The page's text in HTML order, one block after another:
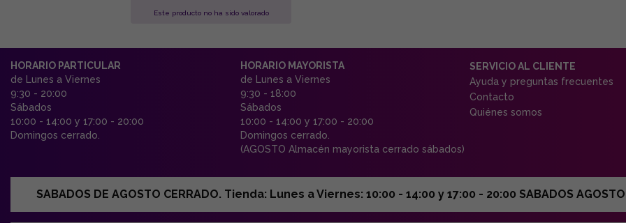
Este producto no ha sido valorado
HORARIO PARTICULAR
de Lunes a Viernes
9:30 - 20:00
Sábados
10:00 - 14:00 y 17:00 - 20:00
Domingos cerrado.
HORARIO MAYORISTA
de Lunes a Viernes
9:30 - 18:00
Sábados
10:00 - 14:00 y 17:00 - 20:00
Domingos cerrado.
(AGOSTO Almacén mayorista cerrado sábados)
SERVICIO AL CLIENTE
Ayuda y preguntas frecuentes
Contacto
Quiénes somos
SABADOS DE AGOSTO CERRADO. Tienda: Lunes a Viernes: 10:00 - 14:00 y 17:00 - 20:00 SABADOS